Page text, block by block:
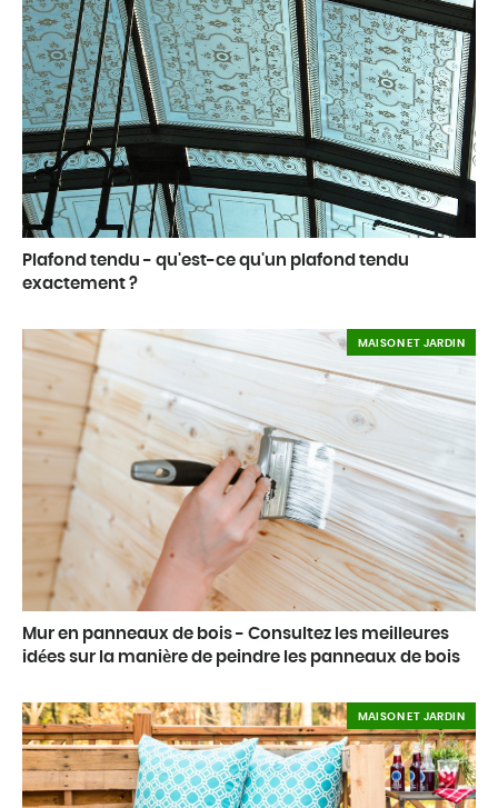
Plafond tendu - qu'est-ce qu'un plafond tendu
exactement ?
Mur en panneaux de bois - Consultez les meilleures
idées sur la manière de peindre les panneaux de bois
MAISON ET JARDIN
MAISON ET JARDIN